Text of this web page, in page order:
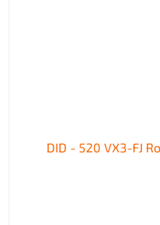
DID - 520 VX3-FJ